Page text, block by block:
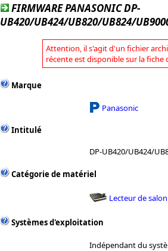
FIRMWARE PANASONIC DP-
UB420/UB424/UB820/UB824/
Attention, il s'agit d'un fichier
récente est disponible sur la fiche
Marque
Panasonic
Intitulé
DP-UB420/UB424/
Catégorie de matériel
Lecteur de salon
Systèmes d'exploitation
Indépendant du